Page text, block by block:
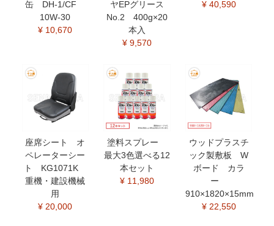
缶 DH-1/CF
10W-30
¥ 10,670
ヤEPグリース
No.2 400g×20
本入
¥ 9,570
¥ 40,590
座席シート オ
ペレーターシー
ト KG1071K
重機・建設機械
用
¥ 20,000
塗料スプレー
最大3色選べる12
本セット
¥ 11,980
ウッドプラスチ
ック製敷板 W
ボード カラ
ー
910×1820×15mm
¥ 22,550